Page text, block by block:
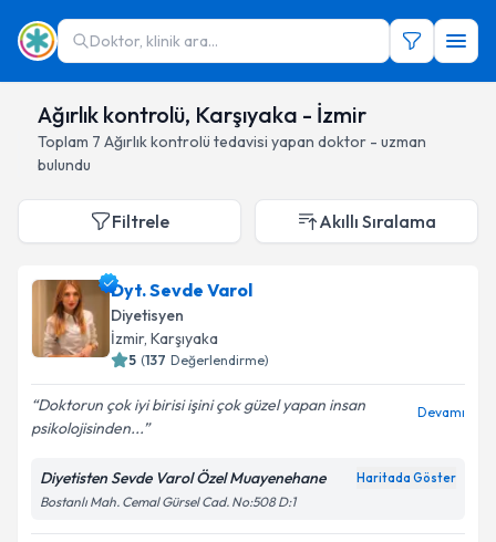
Doktor, klinik ara...
Ağırlık kontrolü, Karşıyaka - İzmir
Toplam 7 Ağırlık kontrolü tedavisi yapan doktor - uzman
bulundu
Filtrele Akıllı Sıralama
Dyt. Sevde Varol
Diyetisyen
İzmir, Karşıyaka
5 (137 Değerlendirme)
Doktorun çok iyi birisi işini çok güzel yapan insan
psikolojisinden...
Devamı
Diyetisten Sevde Varol Özel Muayenehane Haritada Göster
Bostanlı Mah. Cemal Gürsel Cad. No:508 D:1